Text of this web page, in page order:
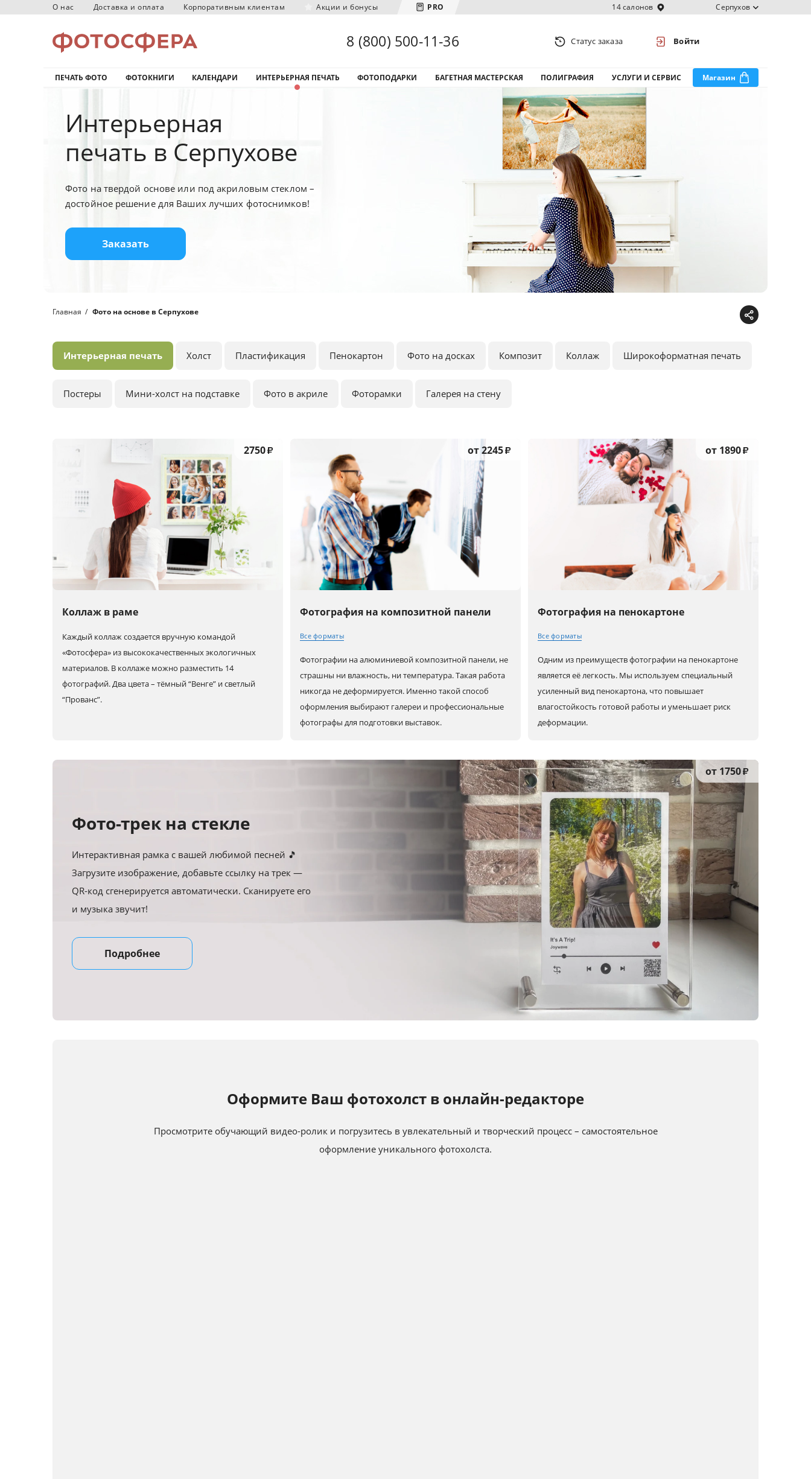
О нас Доставка и оплата Корпоративным клиентам Акции и бонусы PRO 14 салонов Серпухов
Загрузка городов...
8 (800) 500-11-36 Статус заказа Войти
ПЕЧАТЬ ФОТО ФОТОКНИГИ КАЛЕНДАРИ ИНТЕРЬЕРНАЯ ПЕЧАТЬ ФОТОПОДАРКИ БАГЕТНАЯ МАСТЕРСКАЯ ПОЛИГРАФИЯ УСЛУГИ И СЕРВИС Магазин
Интерьерная
печать в Серпухове
Фото на твердой основе или под акриловым стеклом –
достойное решение для Ваших лучших фотоснимков!
Заказать
Главная Фото на основе в Серпухове
Интерьерная печать Холст Пластификация Пенокартон Фото на досках Композит Коллаж Широкоформатная печать
Постеры Мини-холст на подставке Фото в акриле Фоторамки Галерея на стену
Коллаж в раме
2750₽
Каждый коллаж создается вручную командой
«Фотосфера» из высококачественных экологичных
материалов. В коллаже можно разместить 14
фотографий. Два цвета – тёмный “Венге” и светлый
“Прованс”.
Фотография на композитной панели
от 2245₽
Фотографии на алюминиевой композитной панели, не
страшны ни влажность, ни температура. Такая работа
никогда не деформируется. Именно такой способ
оформления выбирают галереи и профессиональные
фотографы для подготовки выставок.
Все форматы
30x20 (A4)
40x30 (A3)
80x60 (A1)
90x60
30x30
80x80
100x100
90x30
80x40
120x40
Фотография на пенокартоне
от 1890₽
Одним из преимуществ фотографии на пенокартоне
является её легкость. Мы используем специальный
усиленный вид пенокартона, что повышает
влагостойкость готовой работы и уменьшает риск
деформации.
Все форматы
30x20 (A4)
40x30 (A3)
50x40
60x40 (A2)
60x50
70x50
75x50
80x60 (A1)
90x60
120x80
30x30
40x40
50x50
60x60
80x80
100x100
90x30
80x40
120x40
Фото-трек на стекле
Интерактивная рамка с вашей любимой песней 🎵
Загрузите изображение, добавьте ссылку на трек —
QR-код сгенерируется автоматически. Сканируете его
и музыка звучит!
от 1750₽
Подробнее
Оформите Ваш фотохолст в онлайн-редакторе
Просмотрите обучающий видео-ролик и погрузитесь в увлекательный и творческий процесс – самостоятельное
оформление уникального фотохолста.